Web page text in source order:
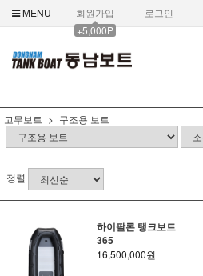
MENU
회원가입
+5,000P
로그인
고무보트 구조용 보트
정렬
하이팔론 탱크보트
365
16,500,000원